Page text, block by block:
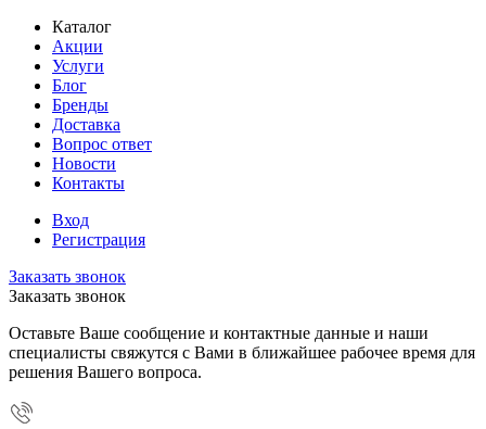
Каталог
Акции
Услуги
Блог
Бренды
Доставка
Вопрос ответ
Новости
Контакты
Вход
Регистрация
Заказать звонок
Заказать звонок
Оставьте Ваше сообщение и контактные данные и наши
специалисты свяжутся с Вами в ближайшее рабочее время для
решения Вашего вопроса.